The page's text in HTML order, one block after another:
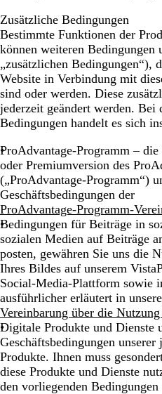
Zusätzliche Bedingungen
Bestimmte Funktionen der
können weiteren Bedingungen
„zusätzlichen Bedingungen“),
Website in Verbindung mit
sind oder werden. Diese
jederzeit geändert werden. Bei
Bedingungen handelt es sich
ProAdvantage-Programm –
oder Premiumversion des
(„ProAdvantage-Programm“)
Geschäftsbedingungen der
ProAdvantage-Programm-
Bedingungen für Beiträge in
sozialen Medien auf Beiträge
posten, gewähren Sie uns die
Ihres Bildes auf unserem
Social-Media-Plattform sowie
ausführlicher erläutert in
Vereinbarung über die
Digitale Produkte und Dienste
Geschäftsbedingungen
Produkte. Ihnen muss
diese Produkte und Dienste
den vorliegenden